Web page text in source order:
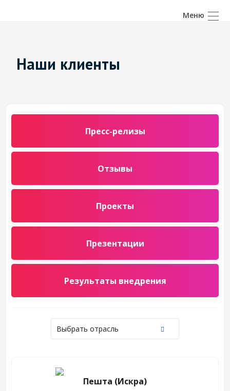
Наши клиенты
Пресс-релизы
Отзывы
Проекты
Презентации
Результаты внедрения
Выбрать отрасль
Пешта (Искра)